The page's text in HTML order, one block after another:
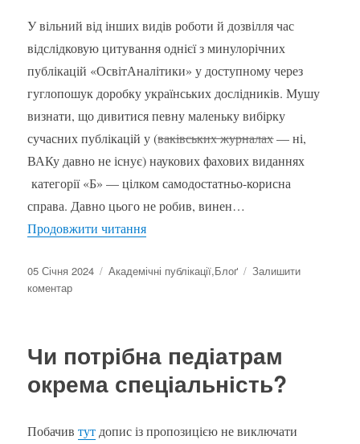
письма?
У вільний від інших видів роботи й дозвілля час
відслідковую цитування однієї з минулорічних
публікацій «ОсвітАналітики» у доступному через
гуглопошук доробку українських дослідників. Мушу
визнати, що дивитися певну маленьку вибірку
сучасних публікацій у (ваківських журналах— ні,
ВАКу давно не існує) наукових фахових виданнях
категорії «Б» — цілком самодостатньо-корисна
справа. Давно цього не робив, винен…
Продовжити читання“Безглузде досягнення”
Оприлюднено
05 Січня 2024 Категорії
Академічні публікації,Блоґ
Залишити
коментардо
Чи потрібна педіатрам
окрема спеціальність?
Побачивтутдопис із пропозицією не виключати